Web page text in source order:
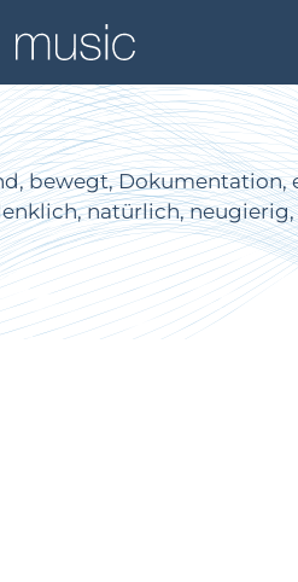
bewegt, Dokumentation,
natürlich,